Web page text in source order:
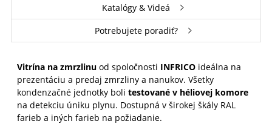
Katalógy & Videá
Potrebujete poradiť?
Vitrína na zmrzlinu od spoločnosti INFRICOideálna na
prezentáciu a predaj zmrzliny a nanukov. Všetky
kondenzačné jednotky boli testované v héliovej komore
na detekciu úniku plynu. Dostupná v širokej škály RAL
farieb a iných farieb na požiadanie.